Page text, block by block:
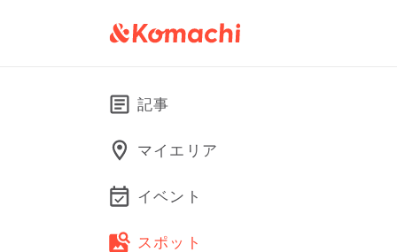
記事
マイエリア
イベント
スポット